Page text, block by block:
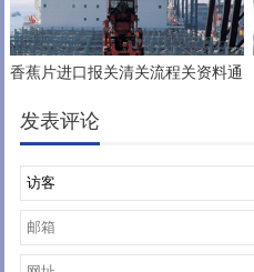
香蕉片进口报关清关流程关资料通
发表评论